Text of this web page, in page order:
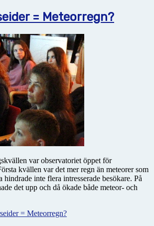
= Meteorregn?
var observatoriet öppet för
kvällen var det mer regn än meteorer som
inte flera intresserade besökare. På
det upp och då ökade både meteor- och
= Meteorregn?